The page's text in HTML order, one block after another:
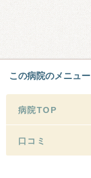
この病院のメニュー
病院TOP
口コミ